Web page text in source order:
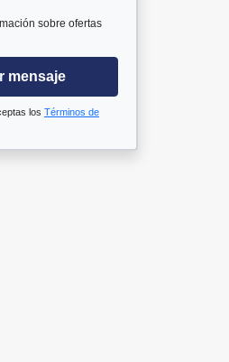
sobre ofertas
mensaje
los Términos de